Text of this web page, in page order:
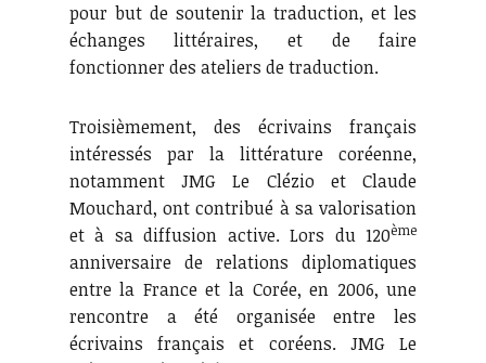
pour but de soutenir la traduction, et les
échanges littéraires, et de faire
fonctionner des ateliers de traduction.
Troisièmement, des écrivains français
intéressés par la littérature coréenne,
notamment JMG Le Clézio et Claude
Mouchard, ont contribué à sa valorisation
et à sa diffusion active. Lors du 120ème
anniversaire de relations diplomatiques
entre la France et la Corée, en 2006, une
rencontre a été organisée entre les
écrivains français et coréens. JMG Le